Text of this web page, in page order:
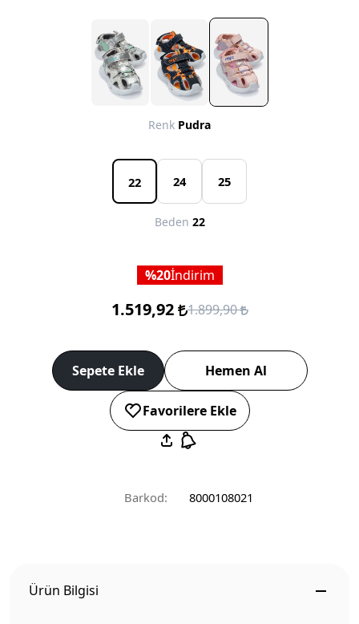
Renk Pudra
22 24 25
Beden 22
20İndirim
1.519,92 1.899,90
Sepete Ekle Hemen Al
Favorilere Ekle
Barkod: 8000108021
Ürün Bilgisi